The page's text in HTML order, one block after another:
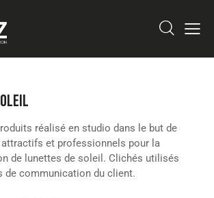
réalisé en studio dans le but de
et professionnels pour la
de lunettes de soleil. Clichés utilisés
de communication du client.